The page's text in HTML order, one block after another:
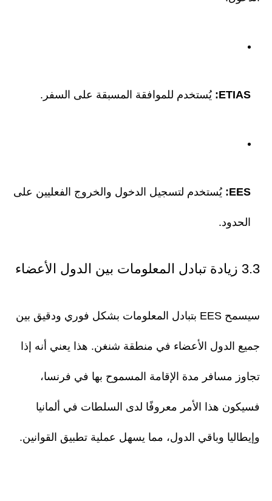
ETIAS: يُستخدم للموافقة المسبقة على السفر.
EES: يُستخدم لتسجيل الدخول والخروج الفعليين على
الحدود.
3.3 زيادة تبادل المعلومات بين الدول الأعضاء
سيسمح EES بتبادل المعلومات بشكل فوري ودقيق بين
جميع الدول الأعضاء في منطقة شنغن. هذا يعني أنه إذا
تجاوز مسافر مدة الإقامة المسموح بها في فرنسا،
فسيكون هذا الأمر معروفًا لدى السلطات في ألمانيا
وإيطاليا وباقي الدول، مما يسهل عملية تطبيق القوانين.